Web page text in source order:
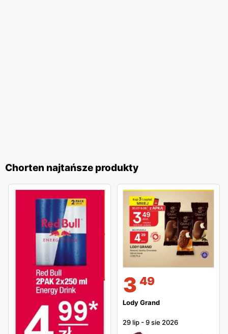
zakupy jeszcze bardziej opłacalnymi. Dzięki szerokiemu
asortymentowi oraz licznym udogodnieniom,Chortenjest
miejscem, które warto odwiedzać regularnie, ciesząc się
wygodą i korzyściami płynącymi z zakupów.
Chorten najtańsze produkty
3 49
Lody Grand
29 lip -9 sie 2026